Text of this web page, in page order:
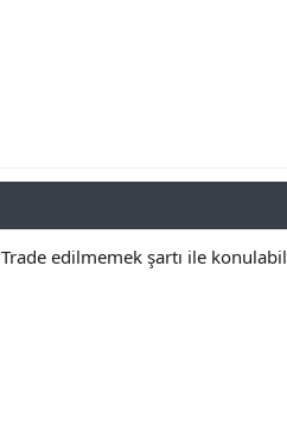
Trade edilmemek şartı ile